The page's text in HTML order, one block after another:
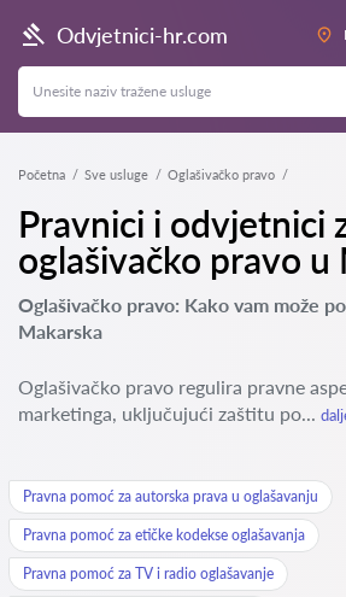
Odvjetnici-hr.com
Početna Sve usluge Oglašivačko pravo
Pravnici i odvjetnici
oglašivačko pravo u
Oglašivačko pravo: Kako vam može
Makarska
Oglašivačko pravo regulira pravne
marketinga, uključujući zaštitu po...
Pravna pomoć za autorska prava u oglašavanju
Pravna pomoć za etičke kodekse oglašavanja
Pravna pomoć za TV i radio oglašavanje